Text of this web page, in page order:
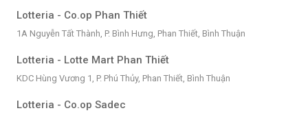
Lotteria - Co.op Phan Thiết
1A Nguyễn Tất Thành, P. Bình Hưng, Phan Thiết, Bình Thuận
Lotteria - Lotte Mart Phan Thiết
KDC Hùng Vương 1, P. Phú Thủy, Phan Thiết, Bình Thuận
Lotteria - Co.op Sadec